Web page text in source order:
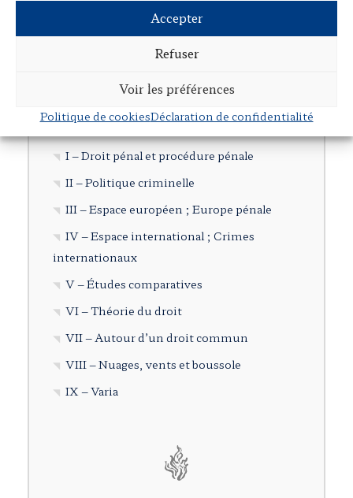
Accepter
Refuser
Voir les préférences
Politique de cookiesDéclaration de confidentialité
rondes
Tribunes et articles divers
Autres publications
Documents en langue étrangère
Cartographie
I – Droit pénal et procédure pénale
II – Politique criminelle
III – Espace européen ; Europe pénale
IV – Espace international ; Crimes
internationaux
V – Études comparatives
VI – Théorie du droit
VII – Autour d’un droit commun
VIII – Nuages, vents et boussole
IX – Varia